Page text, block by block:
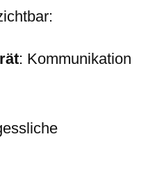
: Kommunikation